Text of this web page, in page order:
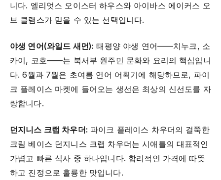
니다. 엘리엇스 오이스터 하우스와 아이바스 에이커스 오
브 클램스가 믿을 수 있는 선택입니다.
야생 연어(와일드 새먼): 태평양 야생 연어——치누크, 소
카이, 코호——는 북서부 원주민 문화와 요리의 핵심입니
다. 6월과 7월은 초여름 연어 어획기에 해당하므로, 파이
크 플레이스 마켓에 들어오는 생선은 최상의 신선도를 자
랑합니다.
던지니스 크랩 차우더: 파이크 플레이스 차우더의 걸쭉한
크림 베이스 던지니스 크랩 차우더는 시애틀의 대표적인
가볍고 빠른 식사 중 하나입니다. 합리적인 가격에 따뜻
하고 진정으로 훌륭한 맛입니다.